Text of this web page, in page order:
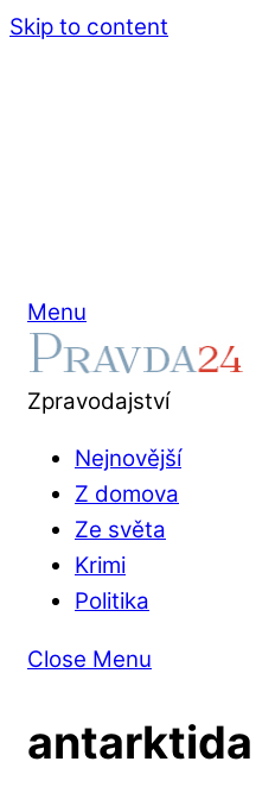
Skip to content
Menu
Zpravodajství
Nejnovější
Z domova
Ze světa
Krimi
Politika
Close Menu
antarktida